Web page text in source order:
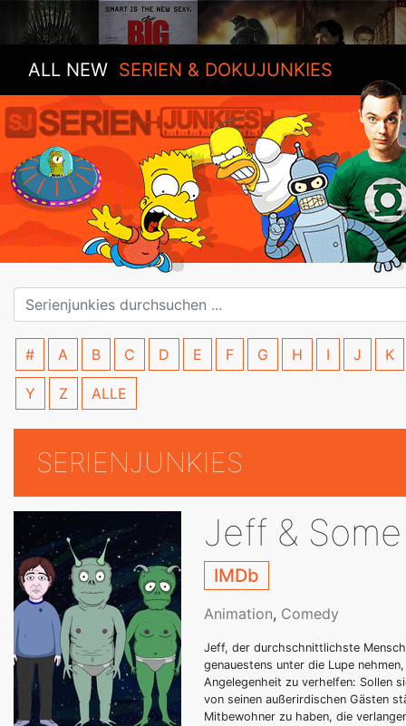
ALL NEW SERIEN & DOKUJUNKIES
# A B C D E F G H I J K
Y Z ALLE
SERIENJUNKIES
Jeff &
IMDb
Animation, Comedy
Jeff, der durchschnittlichste
genauestens unter die Lupe
Angelegenheit zu verhelfen: Sollen
von seinen außerirdischen Gästen
Mitbewohner zu haben, die